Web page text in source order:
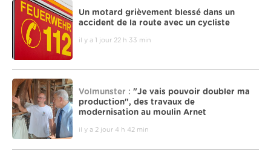
Un motard grièvement blessé dans un
accident de la route avec un cycliste
il y a 1 jour 22 h 33 min
Volmunster : "Je vais pouvoir doubler ma
production", des travaux de
modernisation au moulin Arnet
il y a 2 jour 4 h 42 min